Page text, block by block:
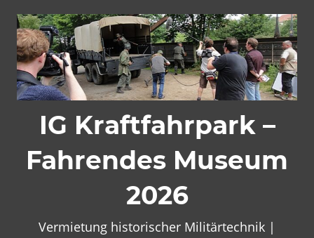
Inhalt
springen
IG Kraftfahrpark –
Fahrendes Museum
2026
Vermietung historischer Militärtechnik |